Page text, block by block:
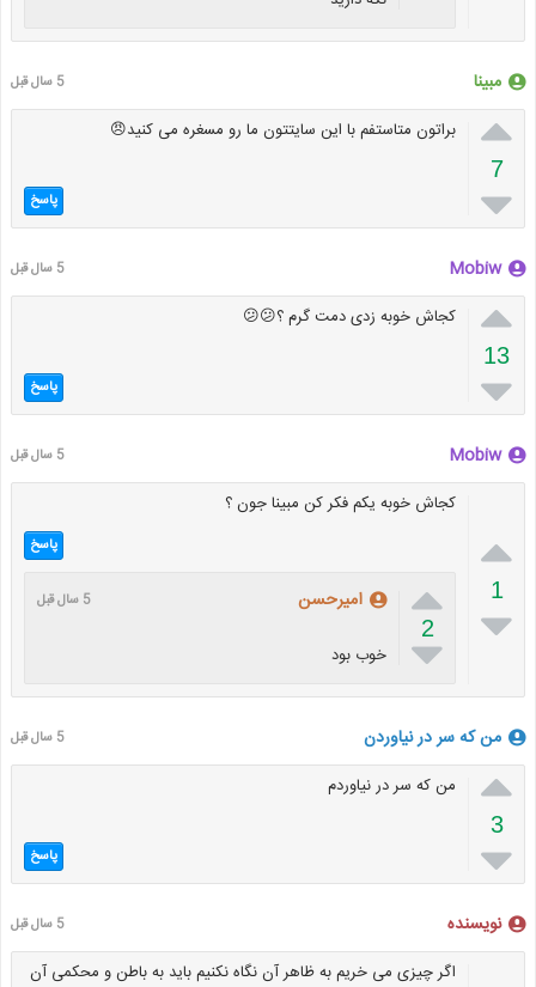
مبینا 5 سال قبل

7

براتون متاستفم با این سایتتون ما رو مسغره می کنید😠
پاسخ
Mobiw 5 سال قبل

13

کجاش خوبه زدی دمت گرم ؟😕😕
پاسخ
Mobiw 5 سال قبل

1

کجاش خوبه یکم فکر کن مبینا جون ؟
پاسخ

2

امیرحسن 5 سال قبل
خوب بود
من که سر در نیاوردن 5 سال قبل

3

من که سر در نیاوردم
پاسخ
نویسنده 5 سال قبل
اگر چیزی می خریم به ظاهر آن نگاه نکنیم باید به باطن و محکمی آن